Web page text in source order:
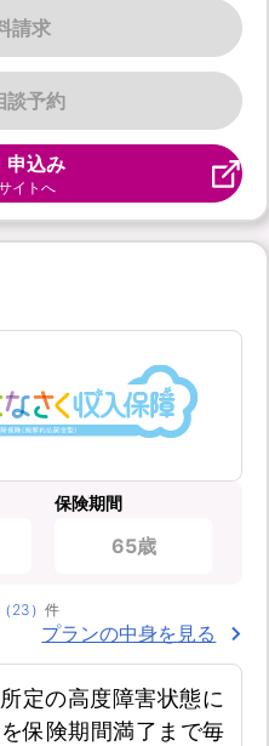
談予約
請求
申込み
イトへ
保険期間
65歳
（ 23 ） 件
プランの中身を見る
定の高度障害状態に
保険期間満了まで毎